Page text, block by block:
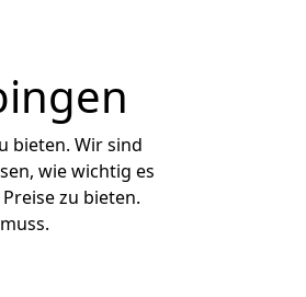
bieten. Wir sind
wie wichtig es
zu bieten.